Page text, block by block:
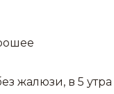
жалюзи, в 5 утра